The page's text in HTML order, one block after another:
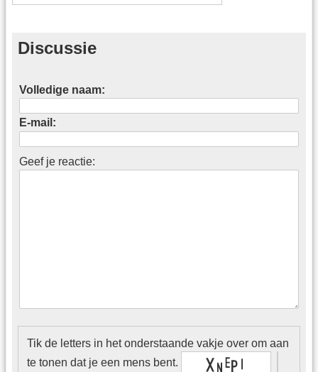
Discussie
Volledige naam:
E-mail:
Geef je reactie:
Tik de letters in het onderstaande vakje over om aan
te tonen dat je een mens bent.